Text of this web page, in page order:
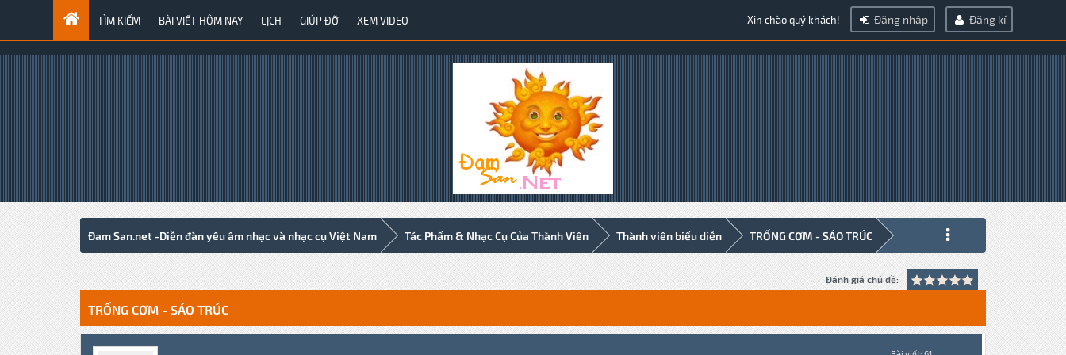
TÌM KIẾM BÀI VIẾT HÔM NAY LỊCH GIÚP ĐỠ XEM VIDEO Xin chào quý khách! Đăng nhập Đăng kí
Đam San.net -Diễn đàn yêu âm nhạc và nhạc cụ Việt Nam Tác Phẩm & Nhạc Cụ Của Thành Viên Thành viên biểu diễn TRỐNG CƠM - SÁO TRÚC
Đánh giá chủ đề:
0 Votes - 0 Average
1
2
3
4
5
TRỐNG CƠM - SÁO TRÚC